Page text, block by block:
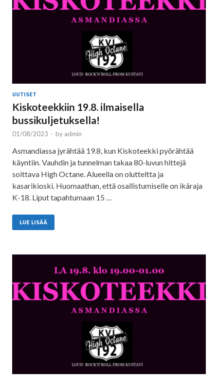
UUTISET
Kiskoteekkiin 19.8. ilmaisella
bussikuljetuksella!
01/08/2023 - by admin
Asmandiassa jyrähtää 19.8, kun Kiskoteekki pyörähtää
käyntiin. Vauhdin ja tunnelman takaa 80-luvun hittejä
soittava High Octane. Alueella on olutteltta ja
kasarikioski. Huomaathan, että osallistumiselle on ikäraja
K-18. Liput tapahtumaan 15 …
LUE LISÄÄ